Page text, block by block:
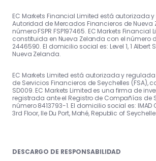
EC Markets Financial Limited está autorizada
Autoridad de Mercados Financieros de Nueva
número FSPR FSP197465. EC Markets Financial
constituida en Nueva Zelanda con el número
2446590. El domicilio social es: Level 1, 1 Albert
Nueva Zelanda.
EC Markets Limited está autorizada y
de Servicios Financieros de Seychelles (FSA),
SD009. EC Markets Limited es una firma de
registrada ante el Registro de Compañías de
número 8413793-1. El domicilio social es: IMAD
3rd Floor, Ile Du Port, Mahé, Republic of
DESCARGO DE RESPONSABILIDAD